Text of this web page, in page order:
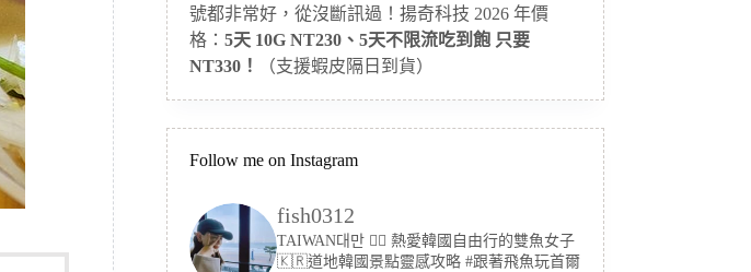
號都非常好，從沒斷訊過！揚奇科技 2026 年價
格：5天 10G NT230、5天不限流吃到飽 只要
NT330！
（支援蝦皮隔日到貨）
Follow me on Instagram
fish0312
TAIWAN대만 🏳️‍🌈 熱愛韓國自由行的雙魚女子
🇰🇷道地韓國景點靈感攻略 #跟著飛魚玩首爾